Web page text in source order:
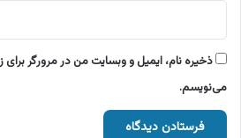
ذخیره نام، ایمیل و وبسایت من در مرورگر برای
می‌نویسم.